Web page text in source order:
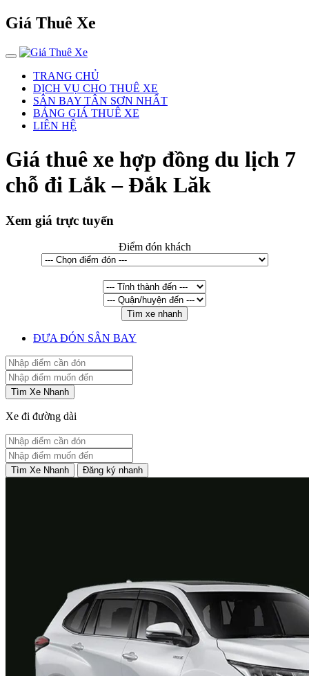
Giá Thuê Xe
TRANG CHỦ
DỊCH VỤ CHO THUÊ XE
SÂN BAY TÂN SƠN NHẤT
BẢNG GIÁ THUÊ XE
LIÊN HỆ
Giá thuê xe hợp đồng du lịch 7
chỗ đi Lắk – Đắk Lăk
Xem giá trực tuyến
Điểm đón khách
Tìm xe nhanh
ĐƯA ĐÓN SÂN BAY
Tìm Xe Nhanh
Xe đi đường dài
Tìm Xe Nhanh Đăng ký nhanh